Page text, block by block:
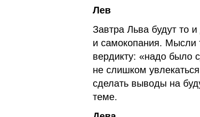
Лев
Завтра Льва будут то
и самокопания. Мысли
вердикту: «надо было
не слишком
сделать выводы на
теме.